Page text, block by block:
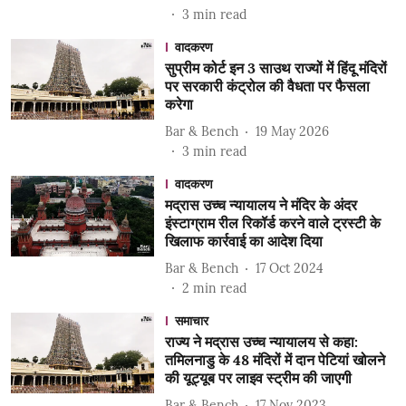
3 min read
वादकरण
सुप्रीम कोर्ट इन 3 साउथ राज्यों में हिंदू मंदिरों
पर सरकारी कंट्रोल की वैधता पर फैसला
करेगा
Bar & Bench
19 May 2026
3 min read
वादकरण
मद्रास उच्च न्यायालय ने मंदिर के अंदर
इंस्टाग्राम रील रिकॉर्ड करने वाले ट्रस्टी के
खिलाफ कार्रवाई का आदेश दिया
Bar & Bench
17 Oct 2024
2 min read
समाचार
राज्य ने मद्रास उच्च न्यायालय से कहा:
तमिलनाडु के 48 मंदिरों में दान पेटियां खोलने
की यूट्यूब पर लाइव स्ट्रीम की जाएगी